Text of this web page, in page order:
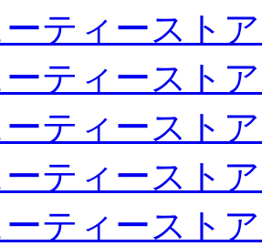
ティースト
ティースト
ティースト
ティースト
ティースト